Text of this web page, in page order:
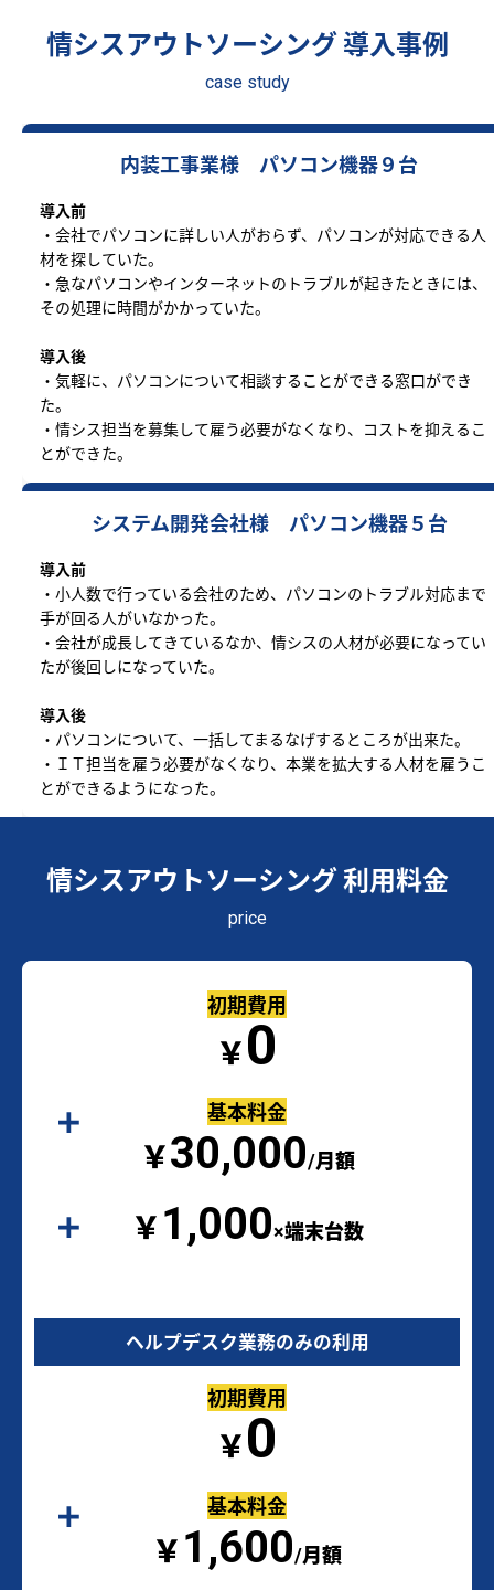
情シスアウトソーシング 導入事例
case study
内装工事業様 パソコン機器９台
導入前
・会社でパソコンに詳しい人がおらず、パソコンが対応できる人
材を探していた。
・急なパソコンやインターネットのトラブルが起きたときには、
その処理に時間がかかっていた。
導入後
・気軽に、パソコンについて相談することができる窓口ができ
た。
・情シス担当を募集して雇う必要がなくなり、コストを抑えるこ
とができた。
システム開発会社様 パソコン機器５台
導入前
・小人数で行っている会社のため、パソコンのトラブル対応まで
手が回る人がいなかった。
・会社が成長してきているなか、情シスの人材が必要になってい
たが後回しになっていた。
導入後
・パソコンについて、一括してまるなげするところが出来た。
・ＩＴ担当を雇う必要がなくなり、本業を拡大する人材を雇うこ
とができるようになった。
情シスアウトソーシング 利用料金
price
初期費用
￥0
基本料金
￥30,000/月額
￥ 1,000×端末台数
ヘルプデスク業務のみの利用
初期費用
￥0
基本料金
￥ 1,600/月額